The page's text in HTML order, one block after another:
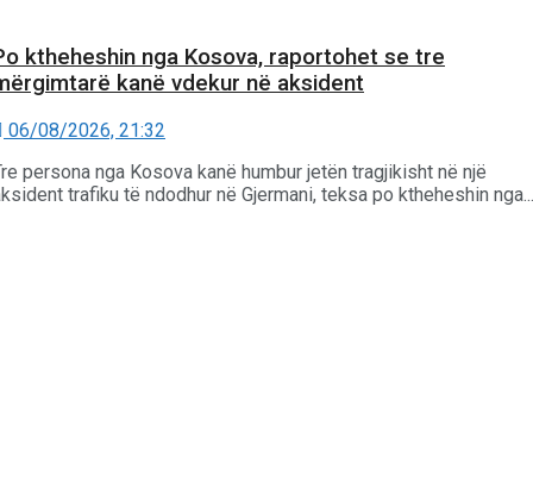
ktheheshin nga Kosova, raportohet se tre
kanë vdekur në aksident
06/08/2026, 21:32
persona nga Kosova kanë humbur jetën tragjikisht në një
trafiku të ndodhur në Gjermani, teksa po ktheheshin nga...